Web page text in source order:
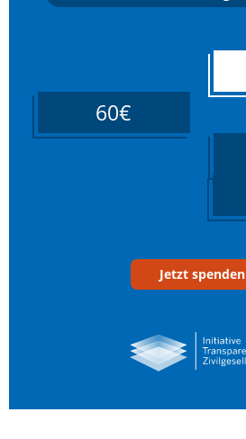
60€
Jetzt spenden